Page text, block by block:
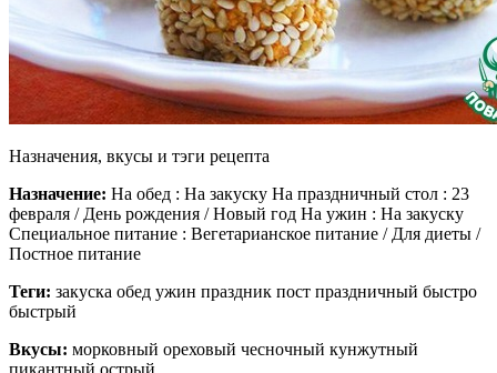
Назначения, вкусы и тэги рецепта
Назначение: На обед : На закуску На праздничный стол : 23
февраля / День рождения / Новый год На ужин : На закуску
Специальное питание : Вегетарианское питание / Для диеты /
Постное питание
Теги: закуска обед ужин праздник пост праздничный быстро
быстрый
Вкусы: морковный ореховый чесночный кунжутный